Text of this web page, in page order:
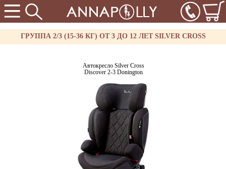
ГРУППА 2/3 (15-36 КГ) ОТ 3 ДО 12 ЛЕТ SILVER CROSS
Автокресло Silver Cross
Discover 2-3 Donington